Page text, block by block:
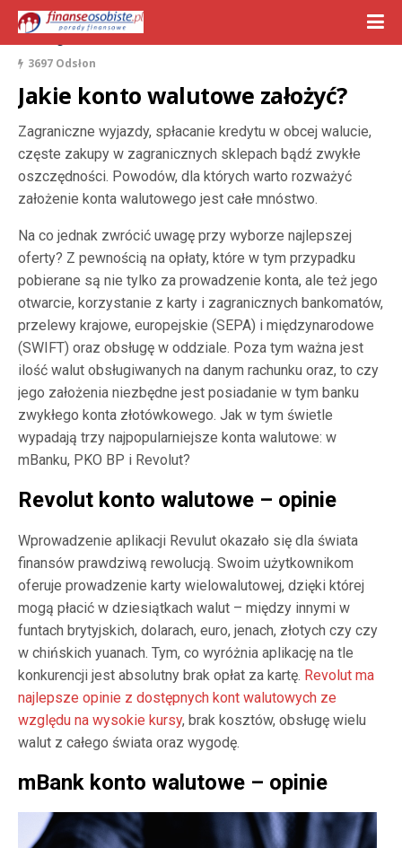
3697 Odsłon
Jakie konto walutowe założyć?
Zagraniczne wyjazdy, spłacanie kredytu w obcej walucie,
częste zakupy w zagranicznych sklepach bądź zwykłe
oszczędności. Powodów, dla których warto rozważyć
założenie konta walutowego jest całe mnóstwo.
Na co jednak zwrócić uwagę przy wyborze najlepszej
oferty? Z pewnością na opłaty, które w tym przypadku
pobierane są nie tylko za prowadzenie konta, ale też jego
otwarcie, korzystanie z karty i zagranicznych bankomatów,
przelewy krajowe, europejskie (SEPA) i międzynarodowe
(SWIFT) oraz obsługę w oddziale. Poza tym ważna jest
ilość walut obsługiwanych na danym rachunku oraz, to czy
jego założenia niezbędne jest posiadanie w tym banku
zwykłego konta złotówkowego. Jak w tym świetle
wypadają trzy najpopularniejsze konta walutowe: w
mBanku, PKO BP i Revolut?
Revolut konto walutowe – opinie
Wprowadzenie aplikacji Revulut okazało się dla świata
finansów prawdziwą rewolucją. Swoim użytkownikom
oferuje prowadzenie karty wielowalutowej, dzięki której
mogą płacić w dziesiątkach walut – między innymi w
funtach brytyjskich, dolarach, euro, jenach, złotych czy czy
w chińskich yuanach. Tym, co wyróżnia aplikację na tle
konkurencji jest absolutny brak opłat za kartę. Revolut ma
najlepsze opinie z dostępnych kont walutowych ze
względu na wysokie kursy, brak kosztów, obsługę wielu
walut z całego świata oraz wygodę.
mBank konto walutowe – opinie